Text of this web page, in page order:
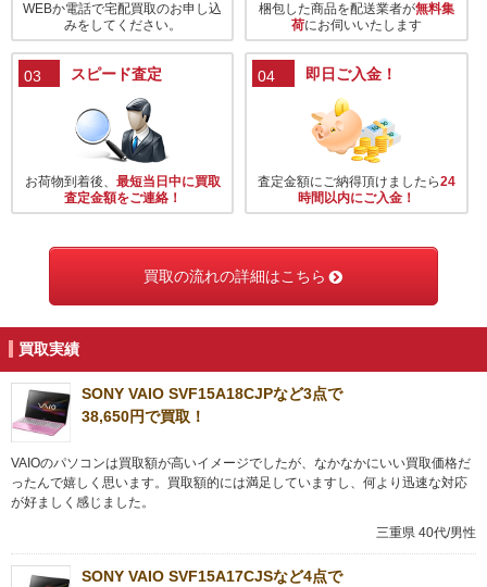
WEBか電話で宅配買取のお申し込
みをしてください。
梱包した商品を配送業者が無料集
荷にお伺いいたします
03 スピード査定
お荷物到着後、 最短当日中に買取
査定金額をご連絡！
04 即日ご入金！
査定金額にご納得頂けましたら24
時間以内にご入金！
買取の流れの詳細はこちら
買取実績
SONY VAIO SVF15A18CJPなど3点で
38,650円で買取！
VAIOのパソコンは買取額が高いイメージでしたが、なかなかにいい買取価格だ
ったんで嬉しく思います。買取額的には満足していますし、何より迅速な対応
が好ましく感じました。
三重県 40代/男性
SONY VAIO SVF15A17CJSなど4点で